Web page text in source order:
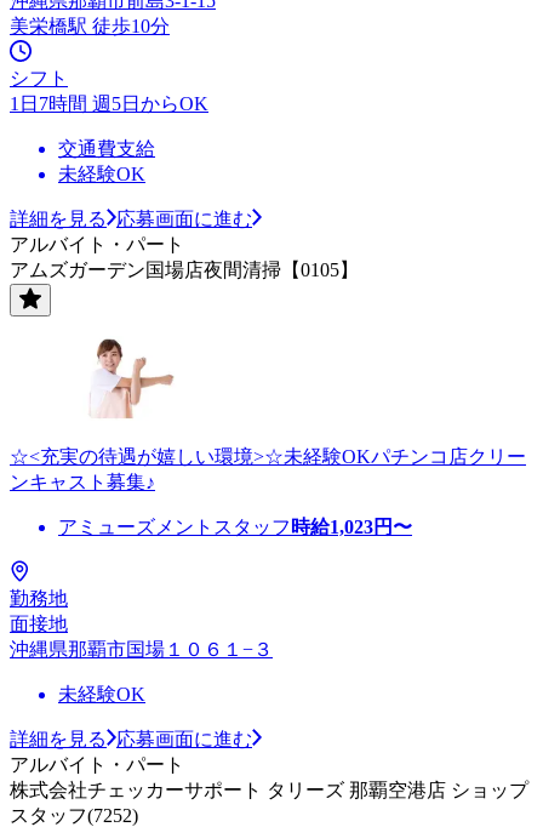
美栄橋駅 徒歩10分
シフト
1日7時間 週5日からOK
交通費支給
未経験OK
詳細を見る
応募画面に進む
アルバイト・パート
アムズガーデン国場店夜間清掃【0105】
☆<充実の待遇が嬉しい環境>☆未経験OKパチンコ店クリー
ンキャスト募集♪
アミューズメントスタッフ 時給1,023円〜
勤務地
面接地
沖縄県那覇市国場１０６１−３
未経験OK
詳細を見る
応募画面に進む
アルバイト・パート
株式会社チェッカーサポート タリーズ 那覇空港店 ショップ
スタッフ(7252)